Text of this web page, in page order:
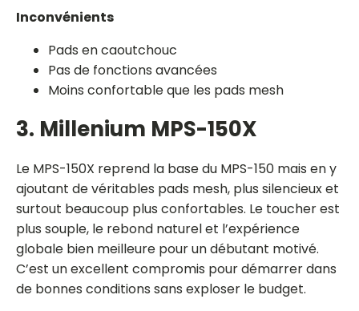
Inconvénients
Pads en caoutchouc
Pas de fonctions avancées
Moins confortable que les pads mesh
3. Millenium MPS-150X
Le MPS-150X reprend la base du MPS-150 mais en y
ajoutant de véritables pads mesh, plus silencieux et
surtout beaucoup plus confortables. Le toucher est
plus souple, le rebond naturel et l’expérience
globale bien meilleure pour un débutant motivé.
C’est un excellent compromis pour démarrer dans
de bonnes conditions sans exploser le budget.